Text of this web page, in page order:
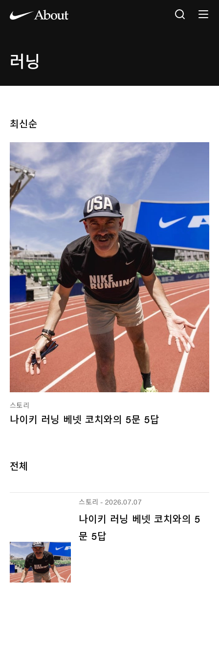
러닝
최신순
스토리
나이키 러닝 베넷 코치와의 5문 5답
전체
스토리 - 2026.07.07
나이키 러닝 베넷 코치와의 5
문 5답